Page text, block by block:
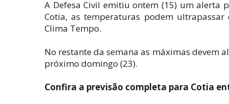
A Defesa Civil emitiu ontem (15) um
Cotia, as temperaturas podem ultrapassar
Clima Tempo.
No restante da semana as máximas devem
próximo domingo (23).
Confira a previsão completa para Cotia